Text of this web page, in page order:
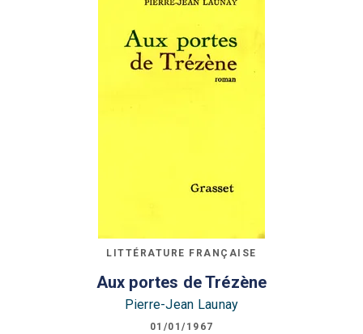
LITTÉRATURE FRANÇAISE
Aux portes de Trézène
Pierre-Jean Launay
01/01/1967